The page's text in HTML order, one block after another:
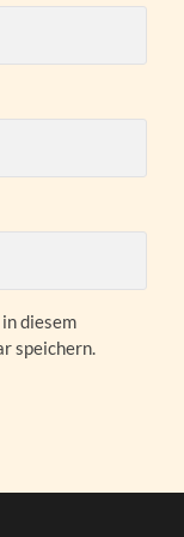
diesem
speichern.